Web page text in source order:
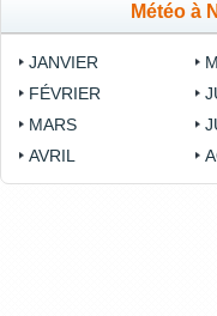
Météo à
JANVIER
FÉVRIER
MARS
AVRIL